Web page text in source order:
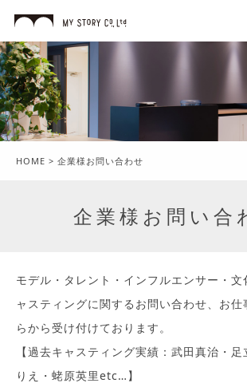
HOME > 企業様お問い合わせ
企業様お問い合
モデル・タレント・インフルエンサー・文
ャスティングに関するお問い合わせ、お仕
らから受け付けております。
【過去キャスティング実績：武田真治・
りえ・蛯原英里etc…】